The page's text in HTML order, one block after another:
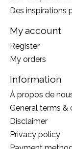
Des inspirations
My account
Register
My orders
Information
À propos de
General terms &
Disclaimer
Privacy policy